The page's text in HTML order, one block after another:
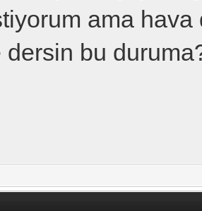
ama
dersin bu